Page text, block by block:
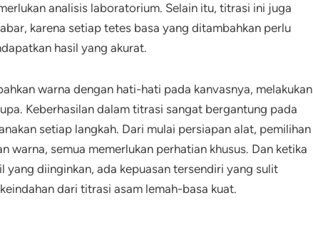
analisis laboratorium. Selain itu, titrasi ini juga
karena setiap tetes basa yang ditambahkan perlu
hasil yang akurat.
warna dengan hati-hati pada kanvasnya, melakukan
Keberhasilan dalam titrasi sangat bergantung pada
setiap langkah. Dari mulai persiapan alat, pemilihan
warna, semua memerlukan perhatian khusus. Dan ketika
yang diinginkan, ada kepuasan tersendiri yang sulit
dari titrasi asam lemah-basa kuat.